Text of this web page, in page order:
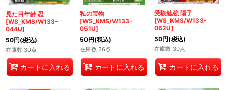
見た目年齢 忍
[WS_KMS/W133-
044U]
50円(税込)
在庫数 30点
カートに入れる
私の宝物
[WS_KMS/W133-
051U]
50円(税込)
在庫数 26点
カートに入れる
受験勉強 陽子
[WS_KMS/W133-
062U]
50円(税込)
在庫数 30点
カートに入れる